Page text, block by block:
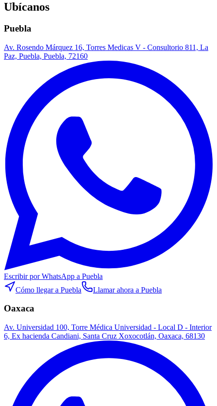
Ubícanos
Puebla
Av. Rosendo Márquez 16, Torres Medicas V - Consultorio 811, La
Paz, Puebla, Puebla, 72160
Escribir por WhatsApp a Puebla
Cómo llegara Puebla Llamar ahora a Puebla
Oaxaca
Av. Universidad 100, Torre Médica Universidad - Local D - Interior
6, Ex hacienda Candiani, Santa Cruz Xoxocotlán, Oaxaca, 68130